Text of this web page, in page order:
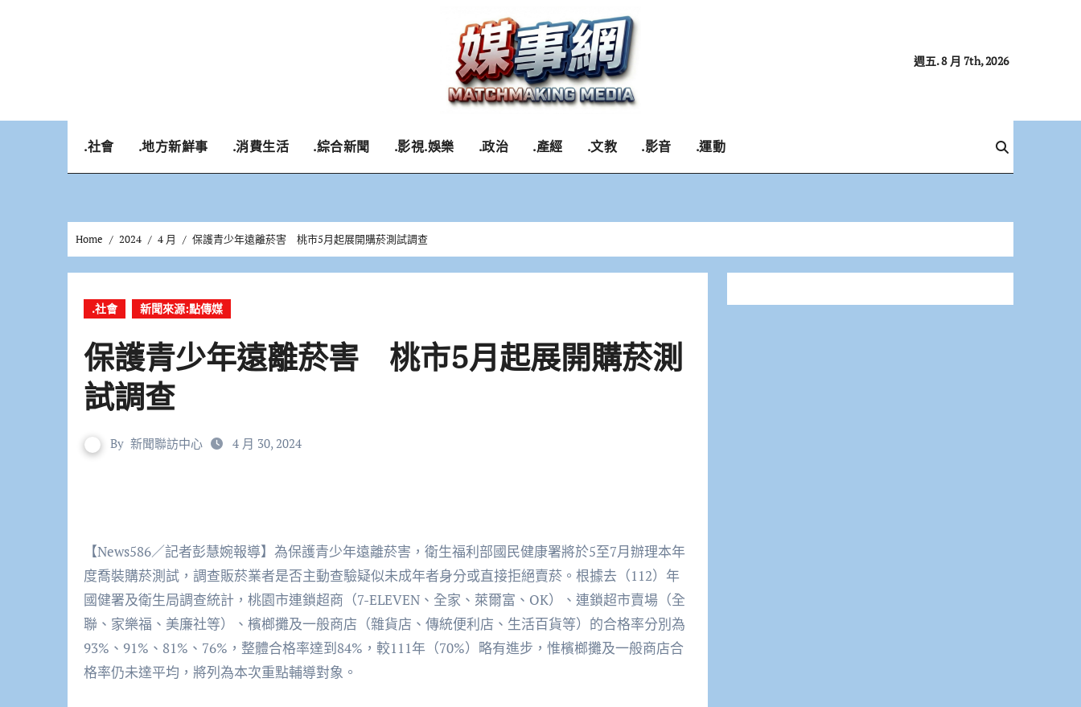
週五. 8 月 7th, 2026
.社會 .地方新鮮事 .消費生活 .綜合新聞 .影視.娛樂 .政治 .產經 .文教 .影音 .運動
Home 2024 4 月 保護青少年遠離菸害 桃市5月起展開購菸測試調查
.社會 新聞來源:點傳媒
保護青少年遠離菸害 桃市5月起展開購菸測
試調查
By 新聞聯訪中心 4 月 30, 2024
【News586／記者彭慧婉報導】為保護青少年遠離菸害，衛生福利部國民健康署將於5至7月辦理本年
度喬裝購菸測試，調查販菸業者是否主動查驗疑似未成年者身分或直接拒絕賣菸。根據去（112）年
國健署及衛生局調查統計，桃園市連鎖超商（7-ELEVEN、全家、萊爾富、OK）、連鎖超市賣場（全
聯、家樂福、美廉社等）、檳榔攤及一般商店（雜貨店、傳統便利店、生活百貨等）的合格率分別為
93%、91%、81%、76%，整體合格率達到84%，較111年（70%）略有進步，惟檳榔攤及一般商店合
格率仍未達平均，將列為本次重點輔導對象。